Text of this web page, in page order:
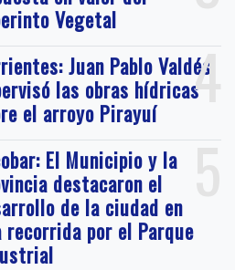
Vegetal
4
Juan Pablo Valdés
las obras hídricas
el arroyo Pirayuí
5
El Municipio y la
destacaron el
de la ciudad en
recorrida por el Parque